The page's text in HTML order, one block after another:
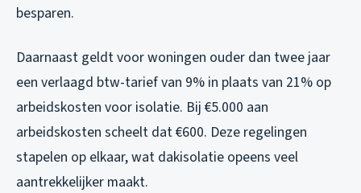
besparen.
Daarnaast geldt voor woningen ouder dan twee jaar
een verlaagd btw-tarief van 9% in plaats van 21% op
arbeidskosten voor isolatie. Bij €5.000 aan
arbeidskosten scheelt dat €600. Deze regelingen
stapelen op elkaar, wat dakisolatie opeens veel
aantrekkelijker maakt.